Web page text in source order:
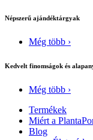
Népszerű ajándéktárgyak
Még több ›
Kedvelt finomságok és
Még több ›
Termékek
Miért a
Blog